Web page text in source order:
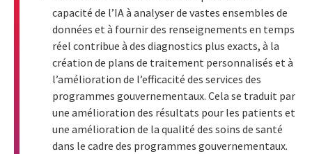
capacité de l’IA à analyser de vastes ensembles de
données et à fournir des renseignements en temps
réel contribue à des diagnostics plus exacts, à la
création de plans de traitement personnalisés et à
l’amélioration de l’efficacité des services des
programmes gouvernementaux. Cela se traduit par
une amélioration des résultats pour les patients et
une amélioration de la qualité des soins de santé
dans le cadre des programmes gouvernementaux.